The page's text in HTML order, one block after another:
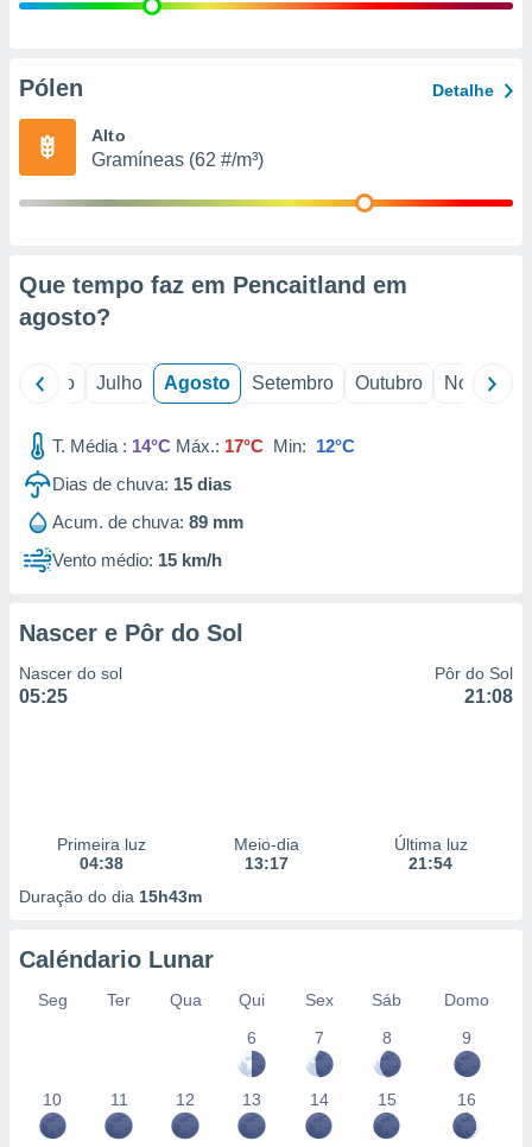
e
de
Pólen Detalhe
Alto
Gramíneas (62 #/m³)
Que tempo faz em Pencaitland em
agosto?
Junho Julho Agosto Setembro Outubro Novembro
T. Média : 14°C Máx.: 17°C Min: 12°C
Dias de chuva: 15 dias
Acum. de chuva: 89 mm
Vento médio: 15 km/h
Nascer e Pôr do Sol
Nascer do sol
05:25
Pôr do Sol
21:08
Primeira luz
04:38
Meio-dia
13:17
Última luz
21:54
Duração do dia 15h43m
Caléndario Lunar
Seg Ter Qua Qui Sex Sáb
Domo
6
7 8 9
10 11 12 13 14 15 16